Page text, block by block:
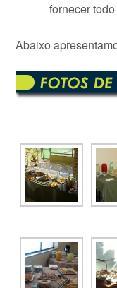
fornecer
Abaixo